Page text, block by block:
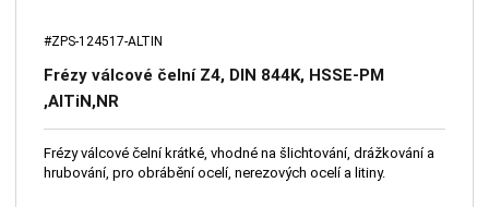
#ZPS-124517-ALTIN
Frézy válcové čelní Z4, DIN 844K, HSSE-PM
,AlTiN,NR
Frézy válcové čelní krátké, vhodné na šlichtování, drážkování a
hrubování, pro obrábění ocelí, nerezových ocelí a litiny.